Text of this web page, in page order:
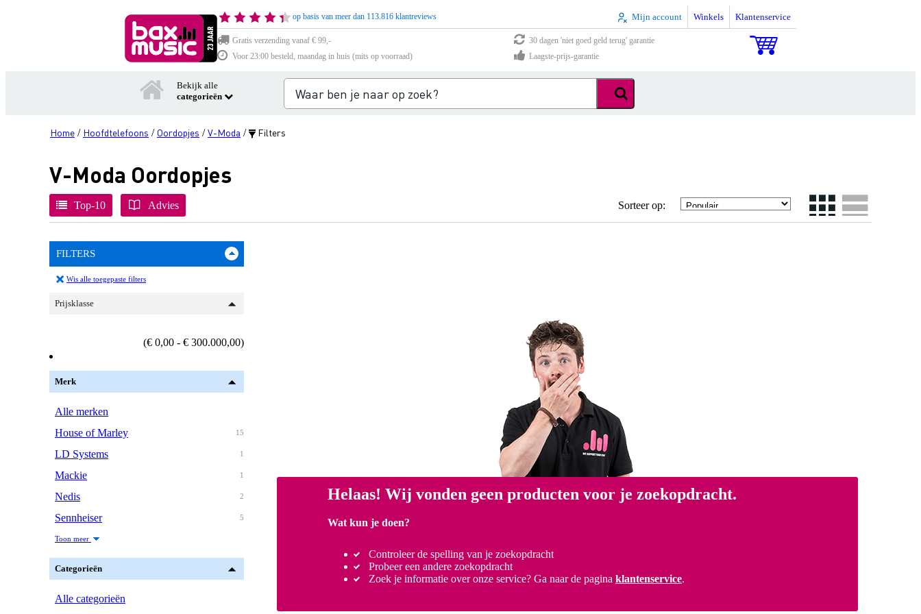
op basis van meer dan 113.816 klantreviews Mijn account Winkels Klantenservice
Gratis verzending vanaf € 99,-
30 dagen 'niet goed geld terug' garantie
Voor 23:00 besteld, maandag in huis (mits op voorraad)
Laagste-prijs-garantie
Bekijk alle
categorieën
Home / Hoofdtelefoons / Oordopjes /V-Moda / Filters
V-Moda Oordopjes
Top-10 Advies Sorteer op:
FILTERS
Wis alle toegepaste filters
Prijsklasse
(€ 0,00 - € 300.000,00)
Merk
Alle merken
15
House of Marley
1
LD Systems
1
Mackie
2
Nedis
5
Sennheiser
Toon meer
Categorieën
Alle categorieën
Helaas! Wij vonden geen producten voor je zoekopdracht.
Wat kun je doen?
Controleer de spelling van je zoekopdracht
Probeer een andere zoekopdracht
Zoek je informatie over onze service? Ga naar de pagina klantenservice.